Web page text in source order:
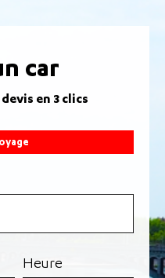
car
en 3 clics
Heure